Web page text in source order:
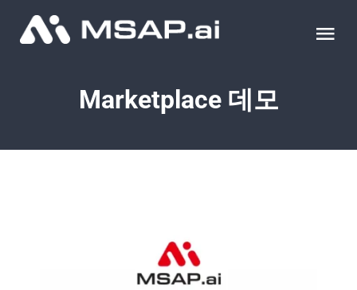
조달물품
Marketplace 데모